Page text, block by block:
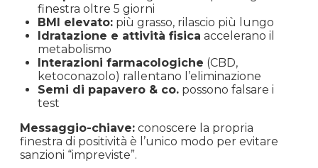
finestra oltre 5 giorni
BMI elevato: più grasso, rilascio più lungo
Idratazione e attività fisica accelerano il
metabolismo
Interazioni farmacologiche (CBD,
ketoconazolo) rallentano l’eliminazione
Semi di papavero & co. possono falsare i
test
Messaggio-chiave: conoscere la propria
finestra di positività è l’unico modo per evitare
sanzioni “impreviste”.